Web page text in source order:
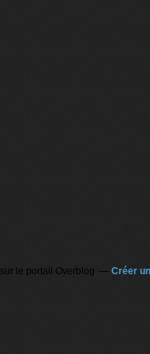
sur le portail Overblog Créer